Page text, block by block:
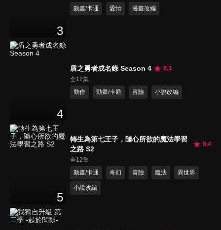
3
動畫/卡通
愛情 漫畫改編
4
盾之勇者成名錄 Season 4
8.3
全12集
動作
動畫/卡通 冒險 小說改編
5
轉生為第七王子，隨心所欲的魔法學習
之路 S2
9.4
全12集
動畫/卡通
奇幻 冒險 魔法 異世界
小說改編